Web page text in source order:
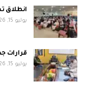
انطلاق
يوليو 15, 2026
قرارات
يوليو 15, 2026